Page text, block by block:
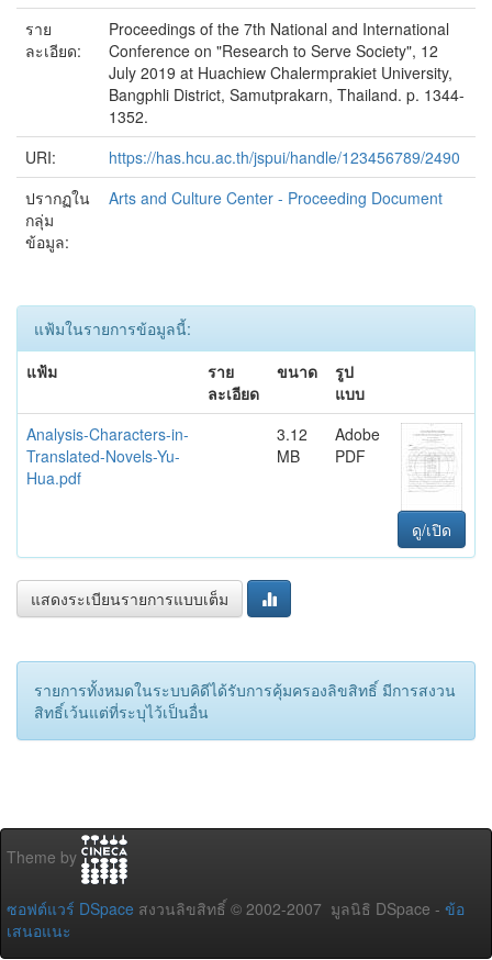
ราย
ละเอียด:
Proceedings of the 7th National and International
Conference on "Research to Serve Society", 12
July 2019 at Huachiew Chalermprakiet University,
Bangphli District, Samutprakarn, Thailand. p. 1344-
1352.
URI:
https://has.hcu.ac.th/jspui/handle/123456789/2490
ปรากฏใน
กลุ่ม
ข้อมูล:
Arts and Culture Center - Proceeding Document
แฟ้มในรายการข้อมูลนี้:
แฟ้ม
ราย
ละเอียด
ขนาด
รูป
แบบ
Analysis-Characters-in-
Translated-Novels-Yu-
Hua.pdf
3.12
MB
Adobe
PDF
ดู/เปิด
แสดงระเบียนรายการแบบเต็ม
รายการทั้งหมดในระบบคิดีได้รับการคุ้มครองลิขสิทธิ์ มีการสงวน
สิทธิ์เว้นแต่ที่ระบุไว้เป็นอื่น
Theme by
ซอฟต์แวร์ DSpace สงวนลิขสิทธิ์ © 2002-2007 มูลนิธิ DSpace - ข้อ
เสนอแนะ